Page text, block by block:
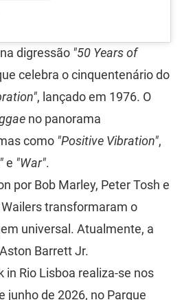
digressão "50 Years of
celebra o cinquentenário do
, lançado em 1976. O
no panorama
como "Positive Vibration",
e "War".
por Bob Marley, Peter Tosh e
transformaram o
universal. Atualmente, a
Barrett Jr.
in Rio Lisboa realiza-se nos
junho de 2026, no Parque